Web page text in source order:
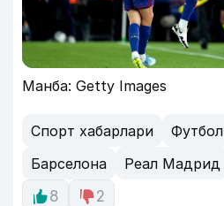
Манба: Getty Images
Спорт хабарлари Футбол
Барселона
Реал Мадрид
8
2